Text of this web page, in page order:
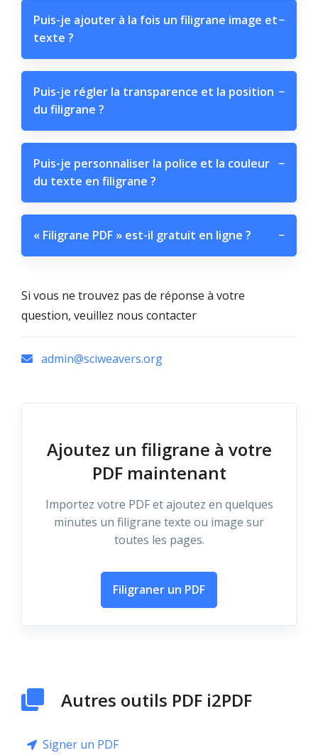
Puis-je ajouter à la fois un filigrane image et
texte ?
−
Puis-je régler la transparence et la position
du filigrane ?
−
Puis-je personnaliser la police et la couleur
du texte en filigrane ?
−
« Filigrane PDF » est-il gratuit en ligne ? −
Si vous ne trouvez pas de réponse à votre
question, veuillez nous contacter
admin@sciweavers.org
Ajoutez un filigrane à votre
PDF maintenant
Importez votre PDF et ajoutez en quelques
minutes un filigrane texte ou image sur
toutes les pages.
Filigraner un PDF
Autres outils PDF i2PDF
Signer un PDF